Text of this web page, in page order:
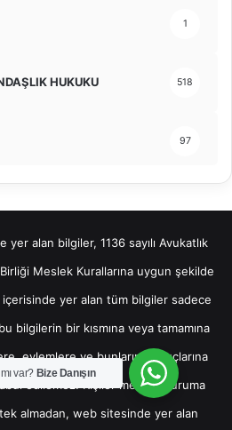
1
HUKUKU 518
97
alan bilgiler, 1136 sayılı Avukatlık
Meslek Kurallarına uygun şekilde
içerisinde yer alan tüm bilgiler sadece
bilgilerin bir kısmına veya tamamına
eylemlere ve bunların sonuçlarına
edilemez. Kişiler mevcut duruma
almadan, web sitesinde yer alan
var? Bize Danışın